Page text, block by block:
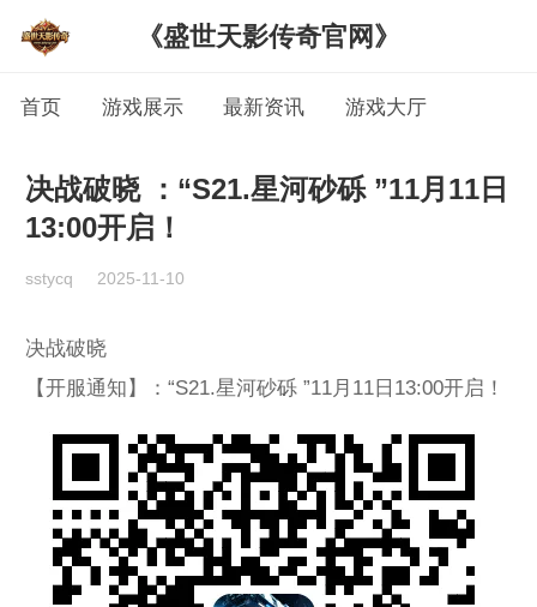
《盛世天影传奇官网》
首页 游戏展示 最新资讯 游戏大厅
决战破晓 ：“S21.星河砂砾 ”11月11日
13:00开启！
sstycq 2025-11-10
决战破晓
【开服通知】：“S21.星河砂砾 ”11月11日13:00开启！